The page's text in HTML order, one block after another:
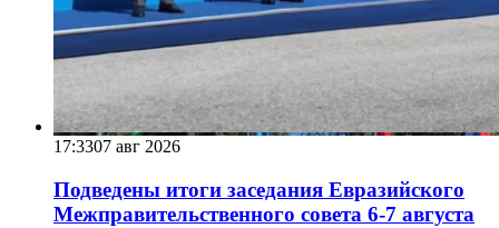
17:3307 авг 2026
Подведены итоги заседания Евразийского
Межправительственного совета 6-7 августа